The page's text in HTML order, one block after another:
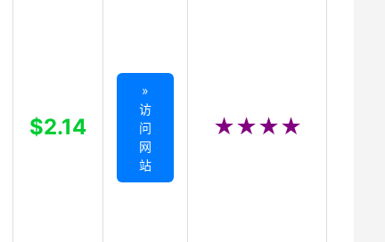
$2.14
»
访
问
网
站
★★★★